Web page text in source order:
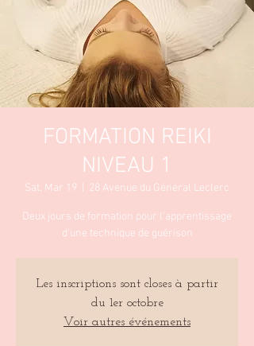
FORMATION REIKI
NIVEAU 1
Sat, Mar 19 28 Avenue du Général Leclerc
Deux jours de formation pour l'apprentissage
d'une technique de guérison
Les inscriptions sont closes à partir
du 1er octobre
Voir autres événements